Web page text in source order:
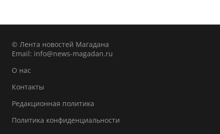
© Лента новостей Магадана
Email: info@news-magadan.ru
О нас
Контакты
Редакционная политика
Политика конфиденциальности